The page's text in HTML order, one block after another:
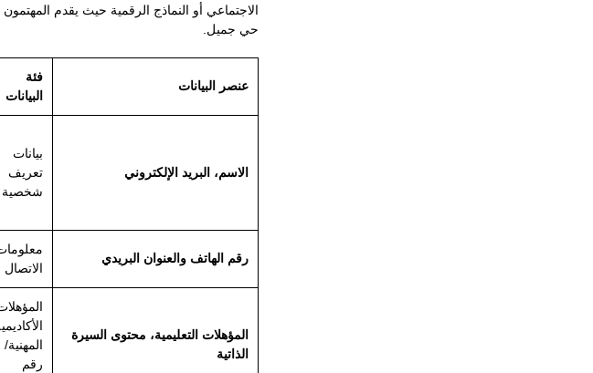
الاجتماعي أو النماذج الرقمية حيث يقدم المهتمون
حي جميل.
عنصر البيانات
فئة
البيانات
الاسم، البريد الإلكتروني
بيانات
تعريف
شخصية
رقم الهاتف والعنوان البريدي
الاتصال
المؤهلات التعليمية، محتوى السيرة
الذاتية
المهنية/
رقم